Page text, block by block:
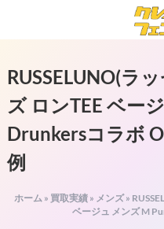
RUSSELUNO(ラ
ズ ロンTEE ベー
Drunkersコラボ
例
ホーム » 買取実績 » メンズ»
ベージュ メンズ M